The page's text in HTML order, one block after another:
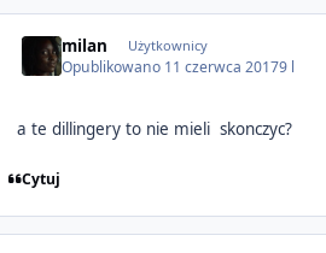
milan Użytkownicy
Opublikowano 11 czerwca 20179 l
a te dillingery to nie mieli skonczyc?
Cytuj